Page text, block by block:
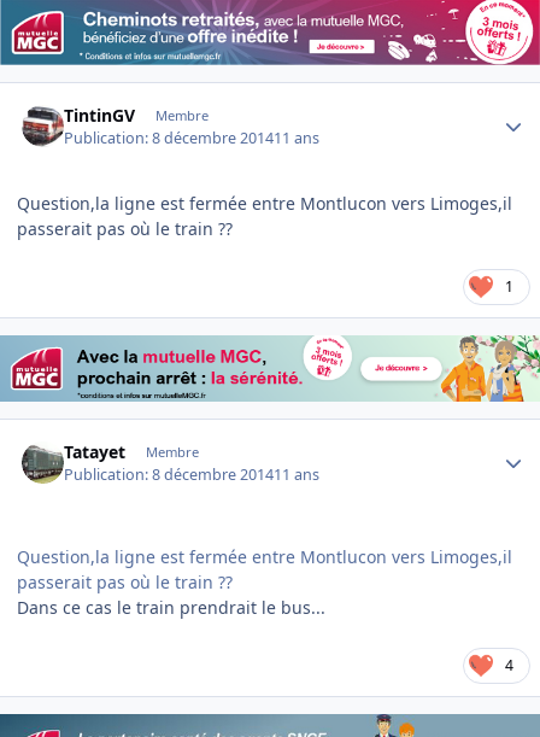
TintinGV Membre
Publication:8 décembre 201411 ans
Question,la ligne est fermée entre Montlucon vers Limoges,il
passerait pas où le train ??
1
Tatayet Membre
Publication:8 décembre 201411 ans
Question,la ligne est fermée entre Montlucon vers Limoges,il
passerait pas où le train ??
Dans ce cas le train prendrait le bus...
4